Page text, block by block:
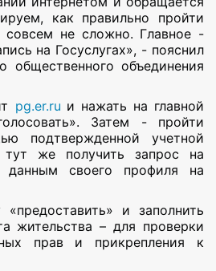
как правильно пройти
не сложно. Главное -
на Госуслугах», - пояснил
общественного объединения
pg.er.ru и нажать на главной
Затем - пройти
подтвержденной учетной
же получить запрос на
данным своего профиля на
и заполнить
жительства – для проверки
прав и прикрепления к